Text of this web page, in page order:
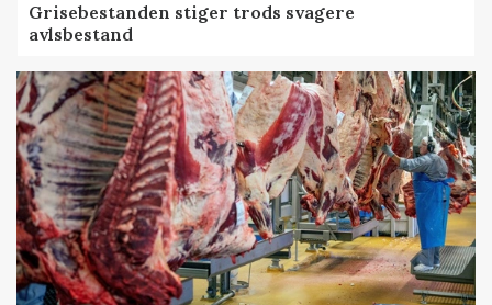
Grisebestanden stiger trods svagere
avlsbestand